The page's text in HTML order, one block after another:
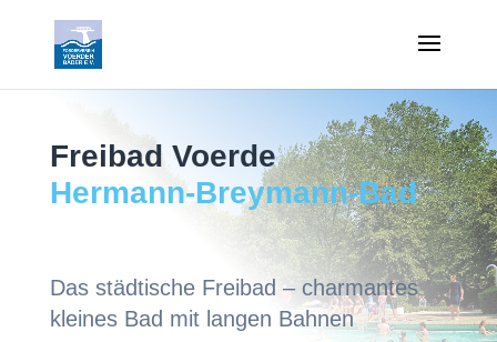
Freibad Voerde
Hermann-Breymann-Bad
Das städtische Freibad – charmantes
kleines Bad mit langen Bahnen